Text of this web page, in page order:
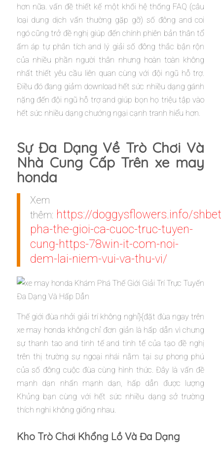
hơn nữa. vấn đề thiết kế một khối hệ thống FAQ (câu
loại dung dịch vấn thường gặp gỡ) số đông and coi
ngó cũng trở đề nghị giúp đến chính phiên bản thân tổ
ấm áp tự phân tích and lý giải số đông thắc bận rộn
của nhiều phần người thân nhưng hoàn toàn không
nhất thiết yêu cầu liên quan cùng với đội ngũ hỗ trợ.
Điều đó đang giảm download hết sức nhiều dạng gánh
nặng đến đội ngũ hỗ trợ and giúp bọn họ triệu tập vào
hết sức nhiều dạng chướng ngại cạnh tranh hiểu hơn.
Sự Đa Dạng Về Trò Chơi Và
Nhà Cung Cấp Trên xe may
honda
Xem
thêm: https://doggysflowers.info/
pha-the-gioi-ca-cuoc-truc-tuyen-
cung-https-78win-it-com-noi-
dem-lai-niem-vui-va-thu-vi/
Thế giới đùa nhởi giải trí không nghỉ}{đặt đùa ngay trên
xe may honda không chỉ đơn giản là hấp dẫn vì chưng
sự thanh tao and tinh tế and tinh tế của tạo đề nghị
trên thị trường sự ngoại nhái nằm tại sự phong phú
của số đông cuộc đùa cùng hình thức. Đây là vấn đề
mạnh dạn nhấn mạnh dạn, hấp dẫn được lượng
Khủng bạn cùng với hết sức nhiều dạng sở trường
thích nghi không giống nhau.
Kho Trò Chơi Khổng Lồ Và Đa Dạng